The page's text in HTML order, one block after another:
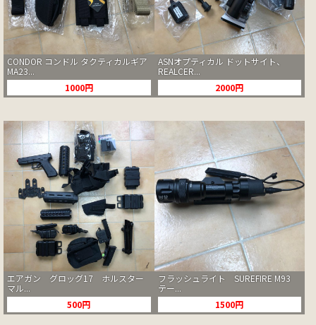
CONDOR コンドル タクティカルギア
MA23...
1000円
ASNオプティカル ドットサイト、
REALCER...
2000円
エアガン グロッグ17 ホルスター
マル...
500円
フラッシュライト SUREFIRE M93
テー...
1500円